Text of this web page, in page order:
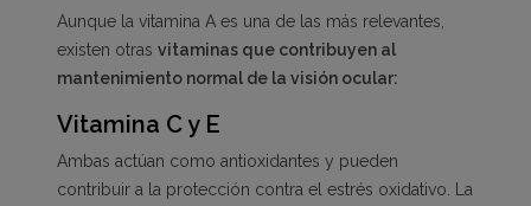
Aunque la vitamina A es una de las más relevantes,
existen otras vitaminas que contribuyen al
mantenimiento normal de la visión ocular:
Vitamina C y E
Ambas actúan como antioxidantes y pueden
contribuir a la protección contra el estrés oxidativo. La